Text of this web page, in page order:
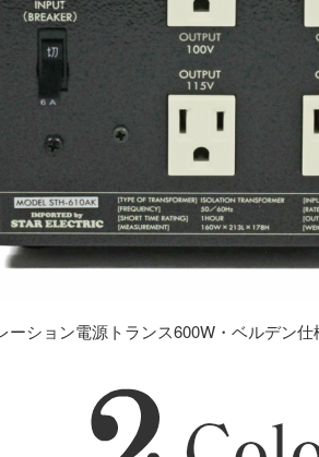
ーション電源トランス600W・ベルデン仕